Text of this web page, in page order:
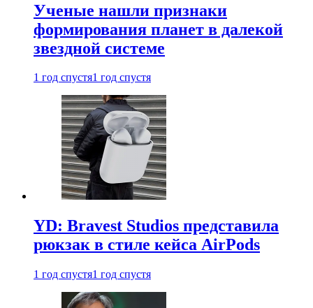
Ученые нашли признаки
формирования планет в далекой
звездной системе
1 год спустя1 год спустя
YD: Bravest Studios представила
рюкзак в стиле кейса AirPods
1 год спустя1 год спустя